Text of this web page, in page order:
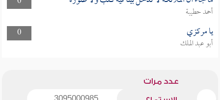
أحمد حطيبة
0
يا مركزي
أبو عبد الملك
عدد مرات